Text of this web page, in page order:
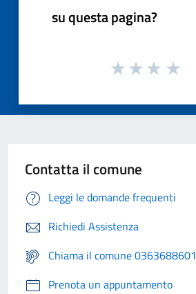
su questa pagina?
Contatta il comune
Leggi le domande frequenti
Richiedi Assistenza
Chiama il comune 0363688601
Prenota un appuntamento